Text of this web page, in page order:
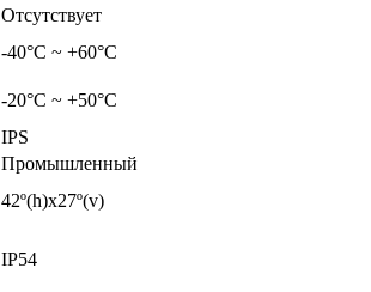
Отсутствует
-40°С ~ +60°С
-20°С ~ +50°С
IPS
Промышленный
42º(h)x27º(v)
IP54